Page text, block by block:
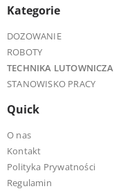
Kategorie
DOZOWANIE
ROBOTY
TECHNIKA LUTOWNICZA
STANOWISKO PRACY
Quick
O nas
Kontakt
Polityka Prywatności
Regulamin